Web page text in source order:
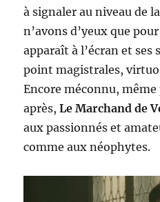
à signaler au niveau de
n’avons d’yeux que
apparaît à l’écran et ses
point magistrales,
Encore méconnu,
après,Le Marchand de
aux passionnés et
comme aux néophytes.